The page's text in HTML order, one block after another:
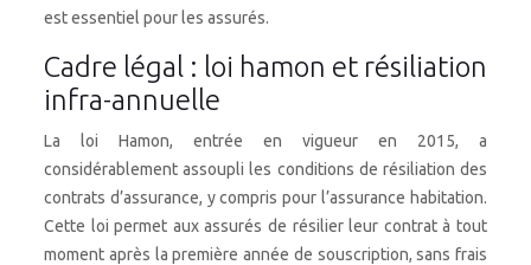
est essentiel pour les assurés.
Cadre légal : loi hamon et résiliation
infra-annuelle
La loi Hamon, entrée en vigueur en 2015, a
considérablement assoupli les conditions de résiliation des
contrats d’assurance, y compris pour l’assurance habitation.
Cette loi permet aux assurés de résilier leur contrat à tout
moment après la première année de souscription, sans frais